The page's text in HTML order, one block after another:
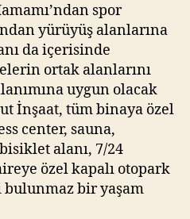
spor
yürüyüş alanlarına
da içerisinde
ortak alanlarını
uygun olacak
İnşaat, tüm binaya özel
center, sauna,
alanı, 7/24
özel kapalı otopark
bir yaşam